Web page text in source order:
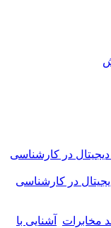
در کارشناسی
آشنایی با